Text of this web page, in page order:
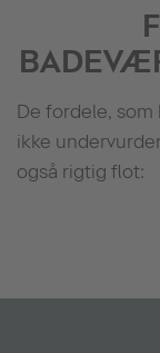
De fordele,
ikke
også rigtig flot: